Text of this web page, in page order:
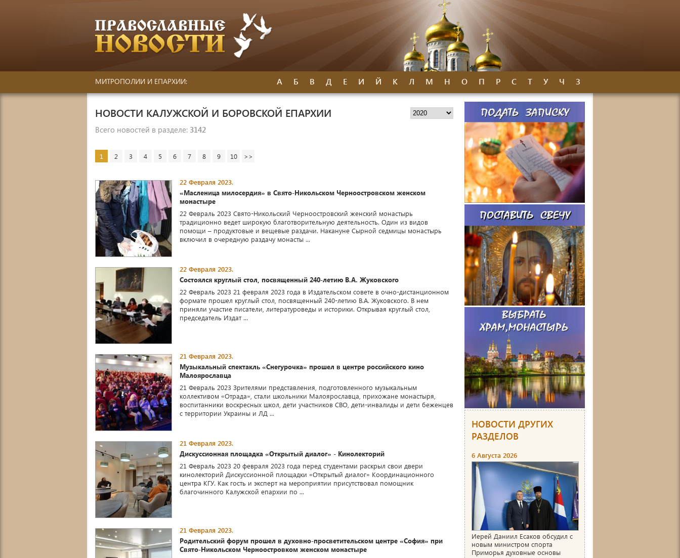
МИТРОПОЛИИ И ЕПАРХИИ: А Б В Д Е И Й К Л М Н О П Р С Т У Ч З
НОВОСТИ КАЛУЖСКОЙ И БОРОВСКОЙ ЕПАРХИИ
Всего новостей в разделе: 3142
1 2 3 4 5 6 7 8 9 10 >>
22 Февраля 2023.
«Масленица милосердия» в Свято-Никольском Черноостровском женском
монастыре
22 Февраль 2023 Свято-Никольский Черноостровский женский монастырь
традиционно ведет широкую благотворительную деятельность. Один из видов
помощи – продуктовые и вещевые раздачи. Накануне Сырной седмицы монастырь
включил в очередную раздачу монасты ...
22 Февраля 2023.
Состоялся круглый стол, посвященный 240-летию В.А. Жуковского
22 Февраль 2023 21 февраля 2023 года в Издательском совете в очно-дистанционном
формате прошел круглый стол, посвященный 240-летию В.А. Жуковского. В нем
приняли участие писатели, литературоведы и историки. Открывая круглый стол,
председатель Издат ...
21 Февраля 2023.
Музыкальный спектакль «Снегурочка» прошел в центре российского кино
Малоярославца
21 Февраль 2023 Зрителями представления, подготовленного музыкальным
коллективом «Отрада», стали школьники Малоярославца, прихожане монастыря,
воспитанники воскресных школ, дети участников СВО, дети-инвалиды и дети беженцев
с территории Украины и ЛД ...
21 Февраля 2023.
Дискуссионная площадка «Открытый диалог» - Кинолекторий
21 Февраль 2023 20 февраля 2023 года перед студентами раскрыл свои двери
кинолекторий Дискуссионной площадки «Открытый диалог» Координационного
центра КГУ. Как гость и эксперт на мероприятии присутствовал помощник
благочинного Калужской епархии по ...
21 Февраля 2023.
Родительский форум прошел в духовно-просветительском центре «София» при
Свято-Никольском Черноостровком женском монастыре
НОВОСТИ ДРУГИХ
РАЗДЕЛОВ
6 Августа 2026
Иерей Даниил Есаков обсудил с
новым министром спорта
Приморья духовные основы